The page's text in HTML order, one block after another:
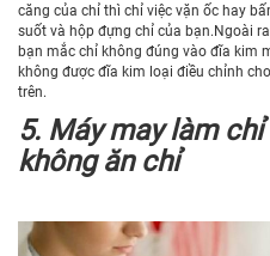
căng của chỉ thì chỉ việc vặn ốc hay
suốt và hộp đựng chỉ của bạn.Ngoài
bạn mắc chỉ không đúng vào đĩa kim
không được đĩa kim loại điều chỉnh
trên.
5. Máy may làm
không ăn chỉ